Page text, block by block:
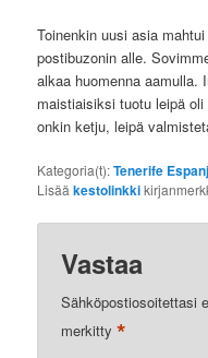
Toinenkin uusi asia
postibuzonin alle.
alkaa huomenna aamulla.
maistiaisiksi tuotu leipä
onkin ketju, leipä
Kategoria(t):Tenerife
Lisääkestolinkki
Vastaa
Sähköpostiosoitettasi
merkitty*